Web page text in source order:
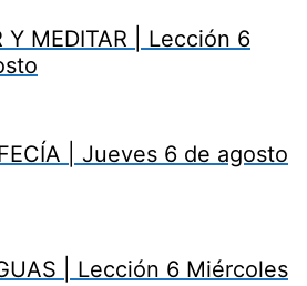
Y MEDITAR | Lección 6
| Jueves 6 de agosto
| Lección 6 Miércoles